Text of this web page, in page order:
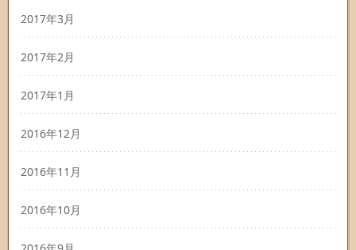
2017年3月
2017年2月
2017年1月
2016年12月
2016年11月
2016年10月